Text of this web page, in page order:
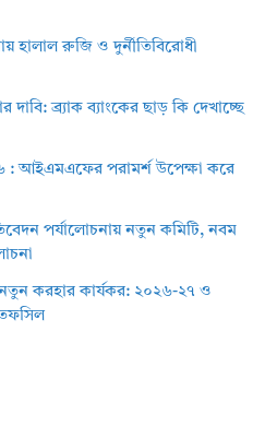
হালাল রুজি ও দুর্নীতিবিরোধী
দাবি: ব্র্যাক ব্যাংকের ছাড় কি দেখাচ্ছে
: আইএমএফের পরামর্শ উপেক্ষা করে
পর্যালোচনায় নতুন কমিটি, নবম
করহার কার্যকর: ২০২৬-২৭ ও